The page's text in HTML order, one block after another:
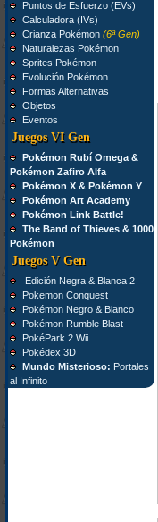
Puntos de Esfuerzo (EVs)
Calculadora (IVs)
Crianza Pokémon (6ª Gen)
Naturalezas Pokémon
Sprites Pokémon
Evolución Pokémon
Formas Alternativas
Objetos
Eventos
Juegos VI Gen
Pokémon Rubí Omega &
Pokémon Zafiro Alfa
Pokémon X & Pokémon Y
Pokémon Art Academy
Pokémon Link Battle!
The Band of Thieves & 1000
Pokémon
Juegos V Gen
Edición Negra & Blanca 2
Pokemon Conquest
Pokémon Negro & Blanco
Pokémon Rumble Blast
PokéPark 2 Wii
Pokédex 3D
Mundo Misterioso: Portales
al Infinito